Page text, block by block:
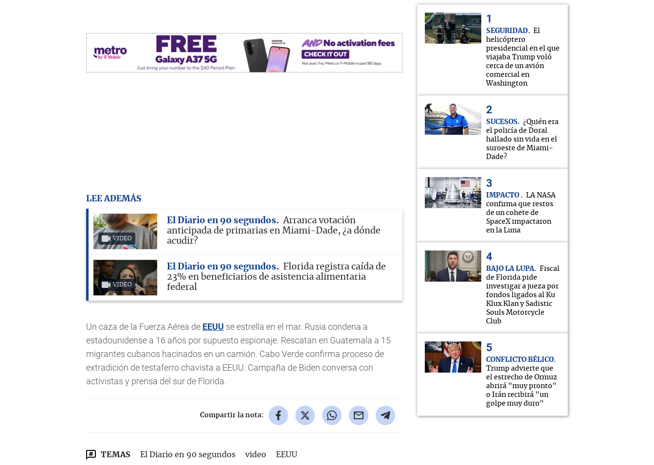
LEE ADEMÁS
VIDEO
El Diario en 90 segundos
Arranca votación
anticipada de primarias en Miami-Dade, ¿a dónde
acudir?
VIDEO
El Diario en 90 segundos
Florida registra caída de
23% en beneficiarios de asistencia alimentaria
federal
Un caza de la Fuerza Aérea de EEUU se estrella en el mar. Rusia condena a
estadounidense a 16 años por supuesto espionaje. Rescatan en Guatemala a 15
migrantes cubanos hacinados en un camión. Cabo Verde confirma proceso de
extradición de testaferro chavista a EEUU. Campaña de Biden conversa con
activistas y prensa del sur de Florida.
Compartir la nota:
TEMAS El Diario en 90 segundos video EEUU
SEGURIDAD
El
helicóptero
presidencial en el que
viajaba Trump voló
cerca de un avión
comercial en
Washington
SUCESOS
¿Quién era
el policía de Doral
hallado sin vida en el
suroeste de Miami-
Dade?
IMPACTO
LA NASA
confirma que restos
de un cohete de
SpaceX impactaron
en la Luna
BAJO LA LUPA
Fiscal
de Florida pide
investigar a jueza por
fondos ligados al Ku
Klux Klan y Sadistic
Souls Motorcycle
Club
CONFLICTO BÉLICO
Trump advierte que
el estrecho de Ormuz
abrirá "muy pronto"
o Irán recibirá "un
golpe muy duro"